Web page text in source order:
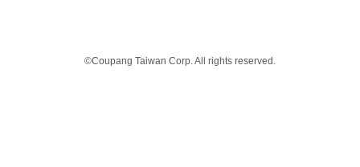
©Coupang Taiwan Corp. All rights reserved.